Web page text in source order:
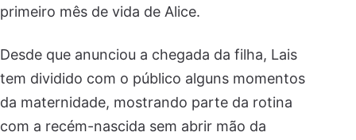
primeiro mês de vida de Alice.
Desde que anunciou a chegada da filha, Lais
tem dividido com o público alguns momentos
da maternidade, mostrando parte da rotina
com a recém-nascida sem abrir mão da